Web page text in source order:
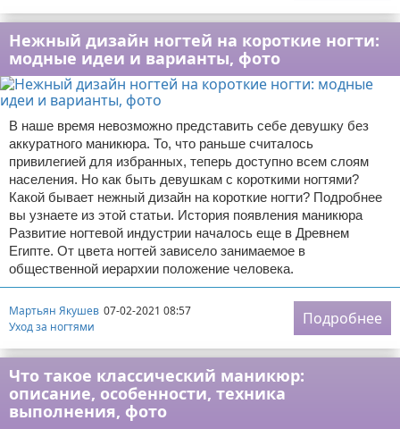
Нежный дизайн ногтей на короткие ногти:
модные идеи и варианты, фото
В наше время невозможно представить себе девушку без
аккуратного маникюра. То, что раньше считалось
привилегией для избранных, теперь доступно всем слоям
населения. Но как быть девушкам с короткими ногтями?
Какой бывает нежный дизайн на короткие ногти? Подробнее
вы узнаете из этой статьи. История появления маникюра
Развитие ногтевой индустрии началось еще в Древнем
Египте. От цвета ногтей зависело занимаемое в
общественной иерархии положение человека.
Мартьян Якушев 07-02-2021 08:57
Уход за ногтями
Подробнее
Что такое классический маникюр:
описание, особенности, техника
выполнения, фото